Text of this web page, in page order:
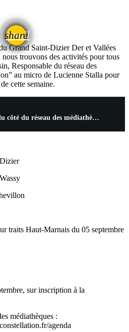
share
email
Grand Saint-Dizier Der et Vallées
trouvons des activités pour tous
Responsable du réseau des
au micro de Lucienne Stalla pour
cette semaine.
Cette semaine du côté du réseau des médiathèques “la constellation”
traits Haut-Marnais du 05 septembre
sur inscription à la
médiathèques :
agenda